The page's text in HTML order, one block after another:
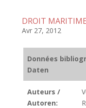
DROIT
Avr 27, 2012
Données
Daten
Auteurs /
Autoren: